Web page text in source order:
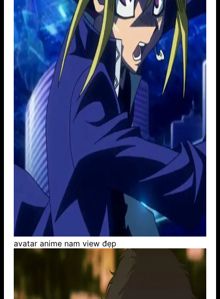
avatar anime nam view đẹp